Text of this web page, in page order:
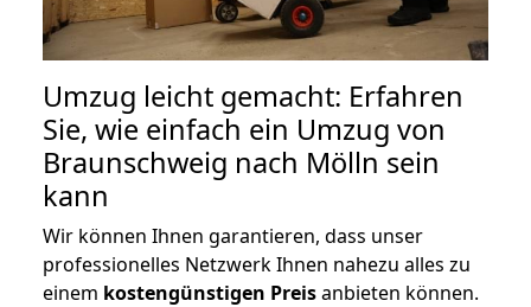
Umzug leicht gemacht: Erfahren
Sie, wie einfach ein Umzug von
Braunschweig nach Mölln sein
kann
Wir können Ihnen garantieren, dass unser
professionelles Netzwerk Ihnen nahezu alles zu
einem kostengünstigen Preisanbieten können.